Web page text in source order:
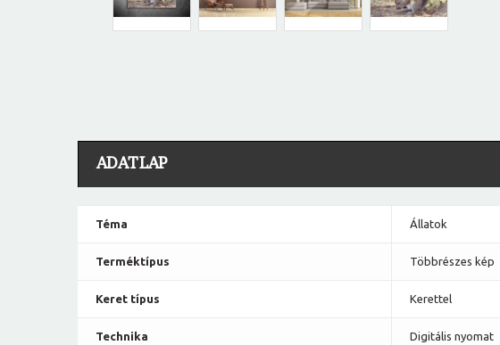
ADATLAP
Téma Állatok
Terméktípus Többrészes kép
Keret típus Kerettel
Technika Digitális nyomat